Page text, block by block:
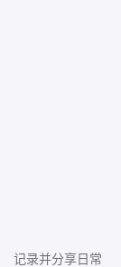
记录并分享日常